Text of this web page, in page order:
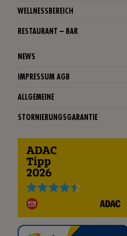
WELLNESSBEREICH
RESTAURANT – BAR
NEWS
IMPRESSUM AGB
ALLGEMEINE
STORNIERUNGSGARANTIE